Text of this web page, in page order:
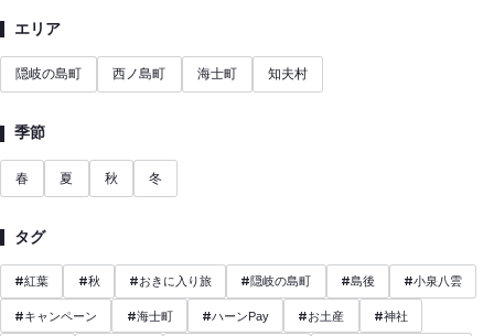
エリア
隠岐の島町 西ノ島町 海士町 知夫村
季節
春 夏 秋 冬
タグ
#紅葉 #秋 #おきに入り旅 #隠岐の島町 #島後 #小泉八雲
#キャンペーン #海士町 #ハーンPay #お土産 #神社